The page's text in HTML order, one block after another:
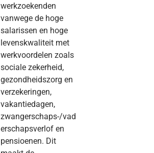
werkzoekenden
vanwege de hoge
salarissen en hoge
levenskwaliteit met
werkvoordelen zoals
sociale zekerheid,
gezondheidszorg en
verzekeringen,
vakantiedagen,
zwangerschaps-/vad
erschapsverlof en
pensioenen. Dit